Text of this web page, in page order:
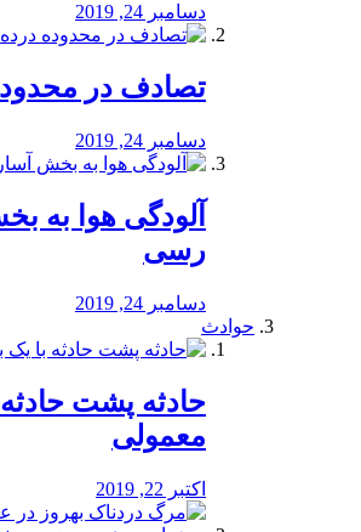
دسامبر 24, 2019
تصادف در
دسامبر 24, 2019
آلودگی هوا به
رسی
دسامبر 24, 2019
حوادث
️حادثه پشت حادثه
معمولی
اکتبر 22, 2019